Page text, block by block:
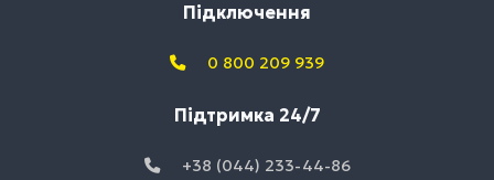
Підключення
0 800 209 939
Підтримка 24/7
+38 (044) 233-44-86